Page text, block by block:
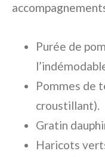
Purée de
Pommes de
croustillant).
Gratin
Haricots